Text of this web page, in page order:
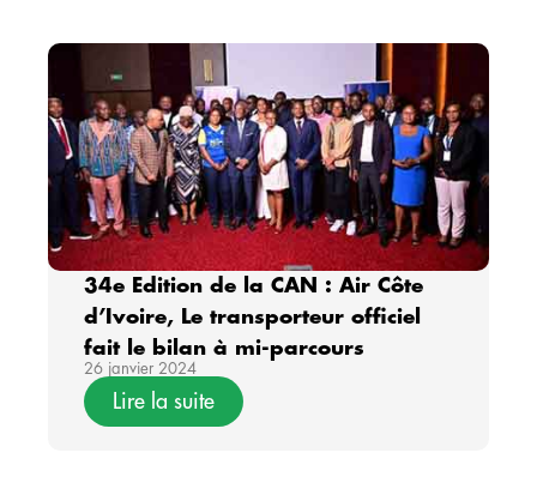
34e Edition de la CAN : Air Côte
d’Ivoire, Le transporteur officiel
fait le bilan à mi-parcours
26 janvier 2024
Lire la suite